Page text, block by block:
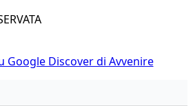
Google Discover di Avvenire